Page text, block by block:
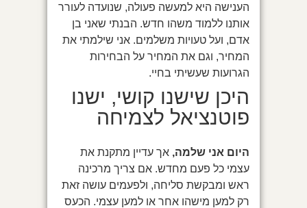
הענישה היא למעשה פעולה, שנועדה לעורר
אותנו ללמוד משהו חדש. הבנתי שאני בן
אדם, ועל טעויות משלמים. אני שילמתי את
המחיר, וגם את המחיר על הבחירות
הגרועות שעשיתי בחיי.
היכן שישנו קושי, ישנו
פוטנציאל לצמיחה
היום אני שלמה, אך עדיין מתקנת את
עצמי כל פעם מחדש. אם צריך מרכינה
ראש ומבקשת סליחה, ולפעמים עושה זאת
רק למען מישהו אחר או למען עצמי. הכעס